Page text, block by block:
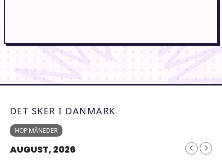
DET SKER I DANMARK
HOP MÅNEDER
AUGUST, 2026